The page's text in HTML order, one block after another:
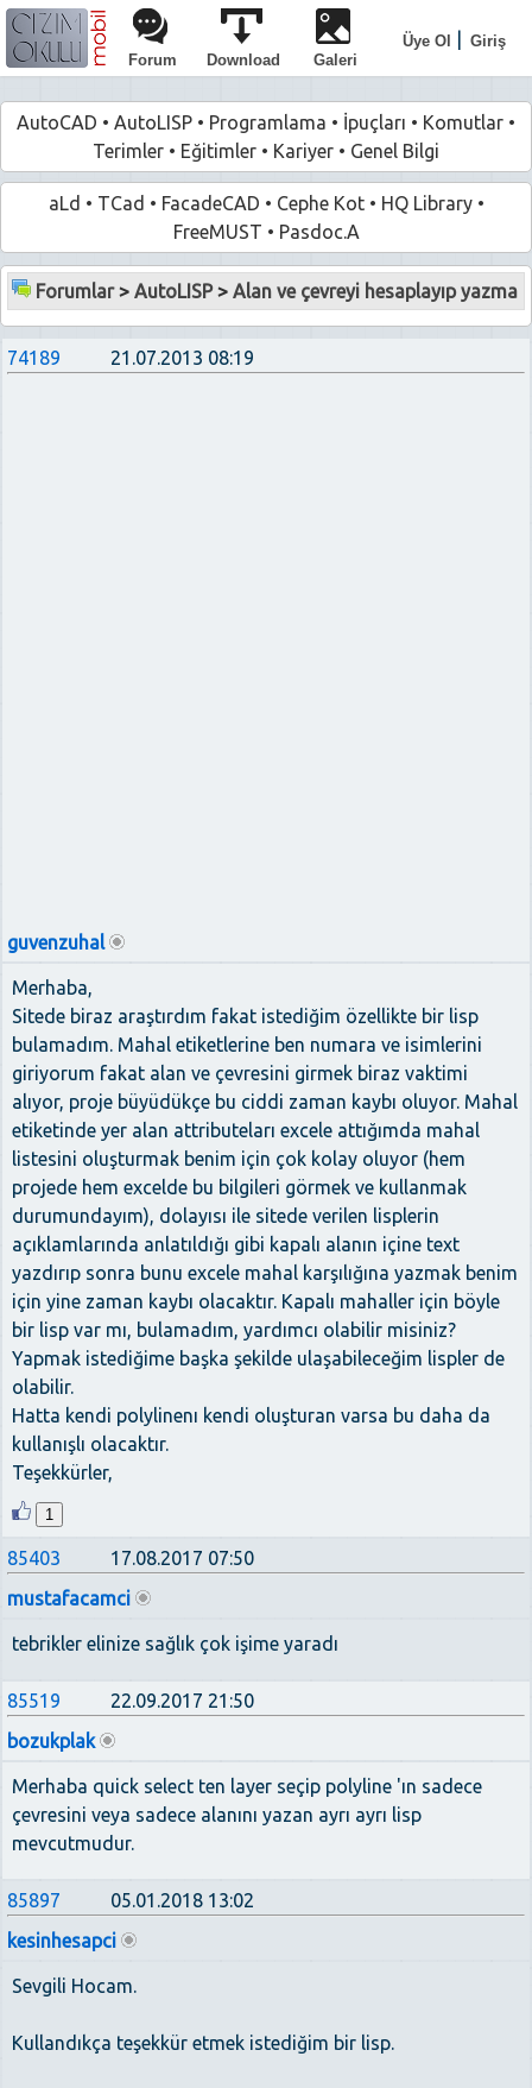
Üye Ol
Giriş
Forum
Download Galeri
AutoCAD • AutoLISP • Programlama • İpuçları • Komutlar •
Terimler • Eğitimler • Kariyer • Genel Bilgi
aLd • TCad • FacadeCAD • Cephe Kot• HQ Library•
FreeMUST • Pasdoc.A
Forumlar>AutoLISP>Alan ve çevreyi hesaplayıp yazma
74189 21.07.2013 08:19
guvenzuhal
Merhaba,
Sitede biraz araştırdım fakat istediğim özellikte bir lisp
bulamadım. Mahal etiketlerine ben numara ve isimlerini
giriyorum fakat alan ve çevresini girmek biraz vaktimi
alıyor, proje büyüdükçe bu ciddi zaman kaybı oluyor. Mahal
etiketinde yer alan attributeları excele attığımda mahal
listesini oluşturmak benim için çok kolay oluyor (hem
projede hem excelde bu bilgileri görmek ve kullanmak
durumundayım), dolayısı ile sitede verilen lisplerin
açıklamlarında anlatıldığı gibi kapalı alanın içine text
yazdırıp sonra bunu excele mahal karşılığına yazmak benim
için yine zaman kaybı olacaktır. Kapalı mahaller için böyle
bir lisp var mı, bulamadım, yardımcı olabilir misiniz?
Yapmak istediğime başka şekilde ulaşabileceğim lispler de
olabilir.
Hatta kendi polylinenı kendi oluşturan varsa bu daha da
kullanışlı olacaktır.
Teşekkürler,
1
85403
17.08.2017 07:50
mustafacamci
tebrikler elinize sağlık çok işime yaradı
85519
22.09.2017 21:50
bozukplak
Merhaba quick select ten layer seçip polyline 'ın sadece
çevresini veya sadece alanını yazan ayrı ayrı lisp
mevcutmudur.
85897
05.01.2018 13:02
kesinhesapci
Sevgili Hocam.
Kullandıkça teşekkür etmek istediğim bir lisp.